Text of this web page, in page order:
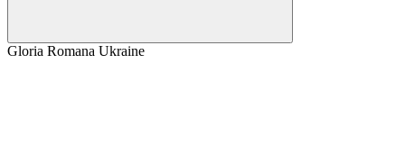
Gloria Romana Ukraine